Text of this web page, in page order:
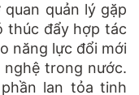
quản lý gặp
thúc đẩy hợp tác
năng lực đổi mới
trong nước.
lan tỏa tinh